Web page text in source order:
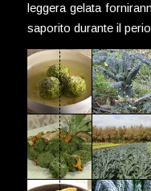
leggera gelata
saporito durante il